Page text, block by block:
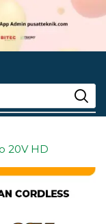
20V HD